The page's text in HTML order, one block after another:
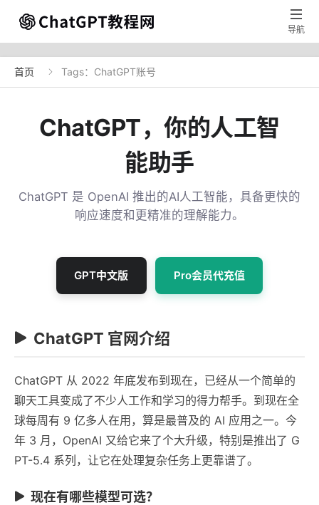

导航
首页  Tags：ChatGPT账号
ChatGPT，你的人工智
能助手
ChatGPT 是 OpenAI 推出的AI人工智能，具备更快的
响应速度和更精准的理解能力。
GPT中文版 Pro会员代充值
ChatGPT 官网介绍
ChatGPT 从 2022 年底发布到现在，已经从一个简单的
聊天工具变成了不少人工作和学习的得力帮手。到现在全
球每周有 9 亿多人在用，算是最普及的 AI 应用之一。今
年 3 月，OpenAI 又给它来了个大升级，特别是推出了 G
PT-5.4 系列，让它在处理复杂任务上更靠谱了。
现在有哪些模型可选？